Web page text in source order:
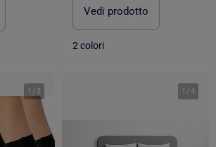
Vedi prodotto
2 colori
1 / 3 1 /4